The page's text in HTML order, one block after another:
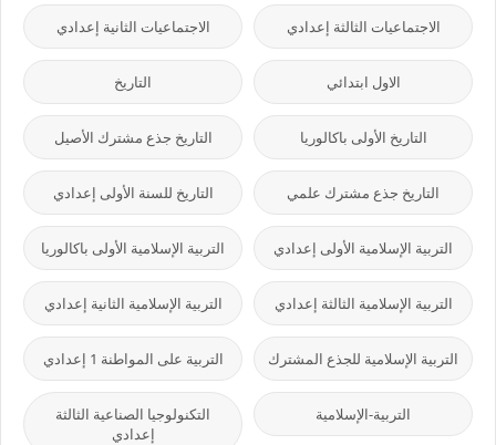
الاجتماعيات الثالثة إعدادي الاجتماعيات الثانية إعدادي
الاول ابتدائي التاريخ
التاريخ الأولى باكالوريا التاريخ جذع مشترك الأصيل
التاريخ جذع مشترك علمي التاريخ للسنة الأولى إعدادي
التربية الإسلامية الأولى إعدادي التربية الإسلامية الأولى باكالوريا
التربية الإسلامية الثالثة إعدادي التربية الإسلامية الثانية إعدادي
التربية الإسلامية للجذع المشترك التربية على المواطنة 1 إعدادي
التربية-الإسلامية
التكنولوجيا الصناعية الثالثة
إعدادي